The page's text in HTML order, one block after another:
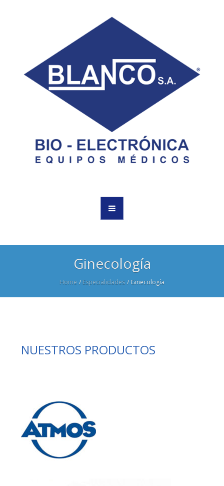
Ginecología
Home / Especialidades / Ginecología
NUESTROS PRODUCTOS